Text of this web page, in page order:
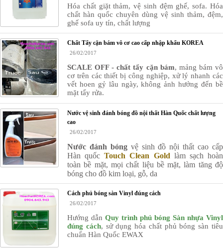
Hóa chất giặt thảm, vệ sinh đệm ghế, sofa. Hóa
chất hàn quốc chuyên dùng vệ sinh thảm, đệm,
ghế sofa uy tín, chất lượng
Chất Tẩy cặn bám vô cơ cao cấp nhập khẩu KOREA
26/02/2017
SCALE OFF - chất tẩy cặn bám, mảng bám vô
cơ trên các thiết bị công nghiệp, xử lý nhanh các
vết hoen gỷ lâu ngày, không ảnh hưởng đến bề
mặt tẩy rửa.
Nước vệ sinh đánh bóng đồ nội thất Hàn Quốc chất lượng
cao
26/02/2017
Nước đánh bóng vệ sinh đồ nội thất cao cấp
Hàn quốcTouch Clean Gold làm sạch hoàn
toàn bề mặt, mọi chất liệu bề mặt, làm tăng độ
bóng cho đồ kim loại, gỗ, da
Cách phủ bóng sàn Vinyl đúng cách
26/02/2017
Hướng dẫn Quy trình phủ bóng Sàn nhựa Vinyl
đúng cách, sử dụng hóa chất phủ bóng sàn tiêu
chuẩn Hàn Quốc EWAX